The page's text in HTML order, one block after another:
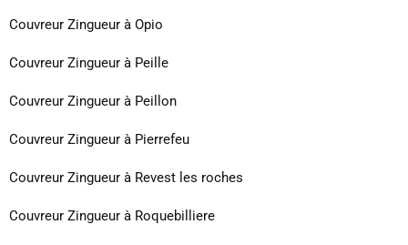
Couvreur Zingueur à Opio
Couvreur Zingueur à Peille
Couvreur Zingueur à Peillon
Couvreur Zingueur à Pierrefeu
Couvreur Zingueur à Revest les roches
Couvreur Zingueur à Roquebilliere